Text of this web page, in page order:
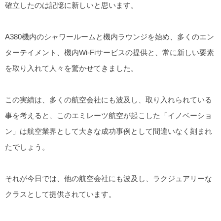
確立したのは記憶に新しいと思います。
A380機内のシャワールームと機内ラウンジを始め、多くのエン
ターテイメント、機内Wi-Fiサービスの提供と、常に新しい要素
を取り入れて人々を驚かせてきました。
この実績は、多くの航空会社にも波及し、取り入れられている
事を考えると、このエミレーツ航空が起こした「イノベーショ
ン」は航空業界として大きな成功事例として間違いなく刻まれ
たでしょう。
それが今日では、他の航空会社にも波及し、ラクジュアリーな
クラスとして提供されています。